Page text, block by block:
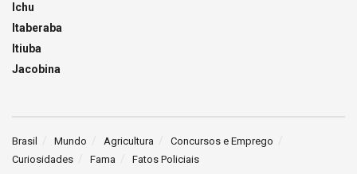
Ichu
Itaberaba
Itiuba
Jacobina
Brasil Mundo Agricultura
Concursos e Emprego
Curiosidades
Fama Fatos Policiais